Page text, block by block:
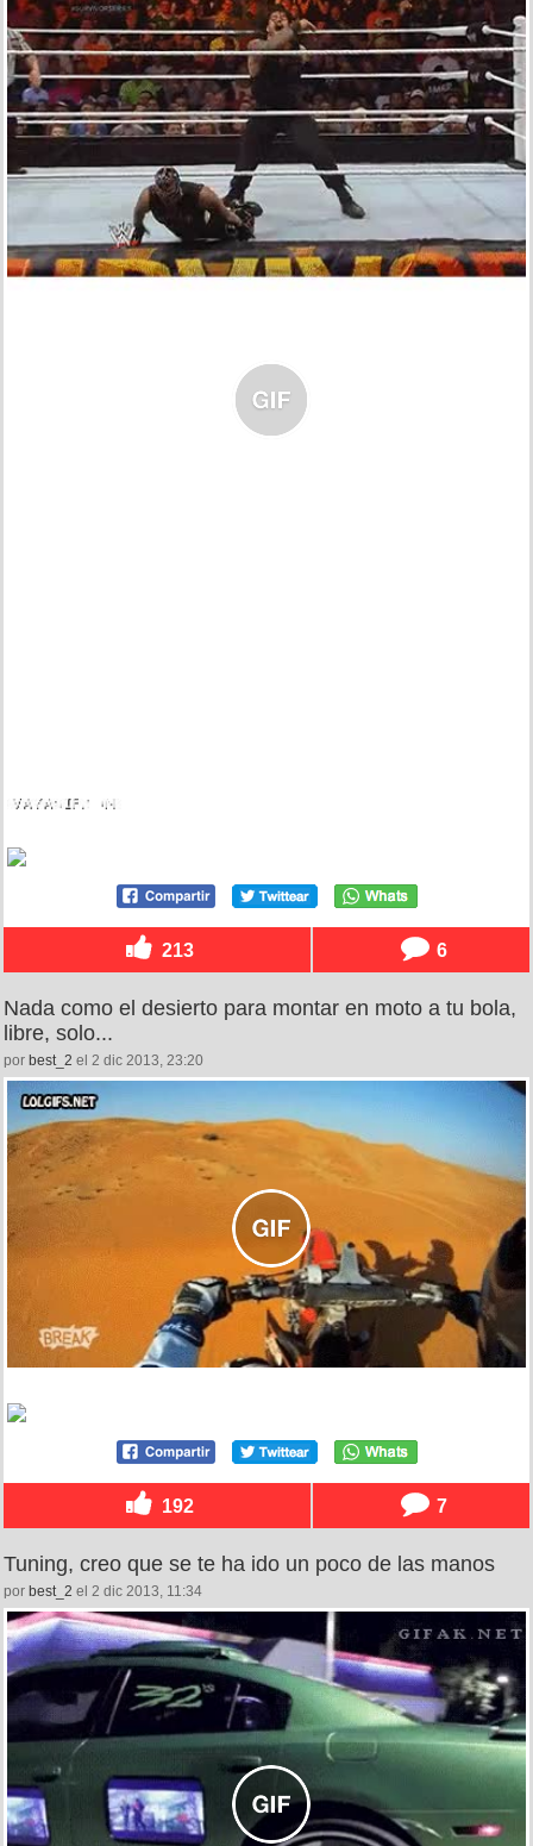
213 6
Nada como el desierto para montar en moto a tu bola,
libre, solo...
por best_2 el 2 dic 2013, 23:20
192 7
Tuning, creo que se te ha ido un poco de las manos
por best_2 el 2 dic 2013, 11:34